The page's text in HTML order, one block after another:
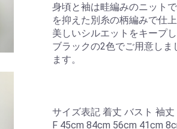
身頃と袖は畦編みのニット
を抑えた別糸の柄編みで仕
美しいシルエットをキープ
ブラックの2色でご用意し
ます。
サイズ表記 着丈 バスト 袖
F 45cm 84cm 56cm 41cm